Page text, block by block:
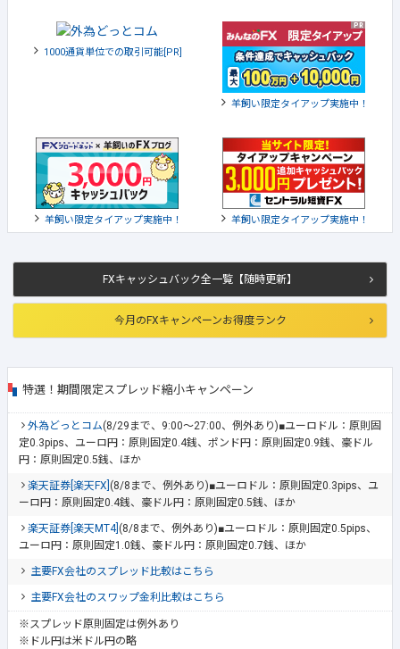
FXキャッシュバック全一覧【随時更新】
今月のFXキャンペーンお得度ランク
特選！期間限定スプレッド縮小キャンペーン
外為どっとコム(8/29まで、9:00～27:00、例外あり)■ユーロドル：原則固
定0.3pips、ユーロ円：原則固定0.4銭、ポンド円：原則固定0.9銭、豪ドル
円：原則固定0.5銭、ほか
楽天証券[楽天FX] (8/8まで、例外あり)■ユーロドル：原則固定0.3pips、ユ
ーロ円：原則固定0.4銭、豪ドル円：原則固定0.5銭、ほか
楽天証券[楽天MT4] (8/8まで、例外あり)■ユーロドル：原則固定0.5pips、
ユーロ円：原則固定1.0銭、豪ドル円：原則固定0.7銭、ほか
主要FX会社のスプレッド比較はこちら
主要FX会社のスワップ金利比較はこちら
※スプレッド原則固定は例外あり
※ドル円は米ドル円の略
1000通貨単位での取引可能[PR]
羊飼い限定タイアップ実施中！
羊飼い限定タイアップ実施中！ 羊飼い限定タイアップ実施中！